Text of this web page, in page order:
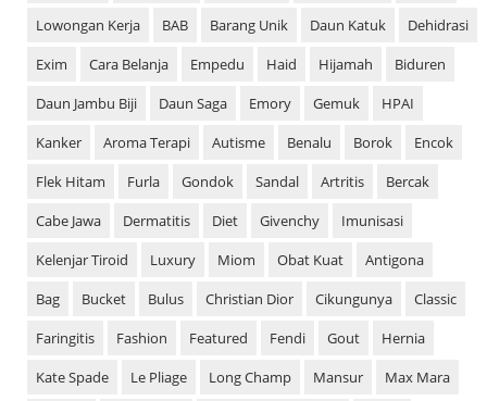
Lowongan Kerja
BAB Barang Unik Daun Katuk
Dehidrasi
Exim
Cara Belanja Empedu Haid Hijamah
Biduren
Daun Jambu Biji
Daun Saga Emory Gemuk
HPAI
Kanker
Aroma Terapi Autisme Benalu Borok
Encok
Flek Hitam
Furla Gondok Sandal Artritis
Bercak
Cabe Jawa
Dermatitis Diet Givenchy
Imunisasi
Kelenjar Tiroid
Luxury Miom Obat Kuat
Antigona
Bag
Bucket Bulus Christian Dior Cikungunya
Classic
Faringitis
Fashion Featured Fendi Gout
Hernia
Kate Spade
Le Pliage Long Champ Mansur Max Mara